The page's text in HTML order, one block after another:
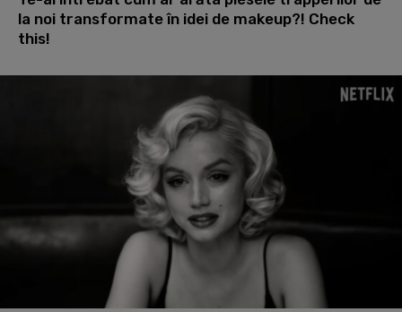
la noi transformate în idei de makeup?! Check
this!